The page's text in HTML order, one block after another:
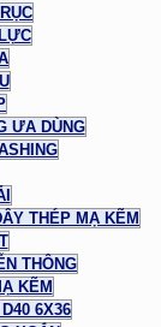
ƯA DÙNG
THÉP MẠ KẼM
THÔNG
KẼM
6X36